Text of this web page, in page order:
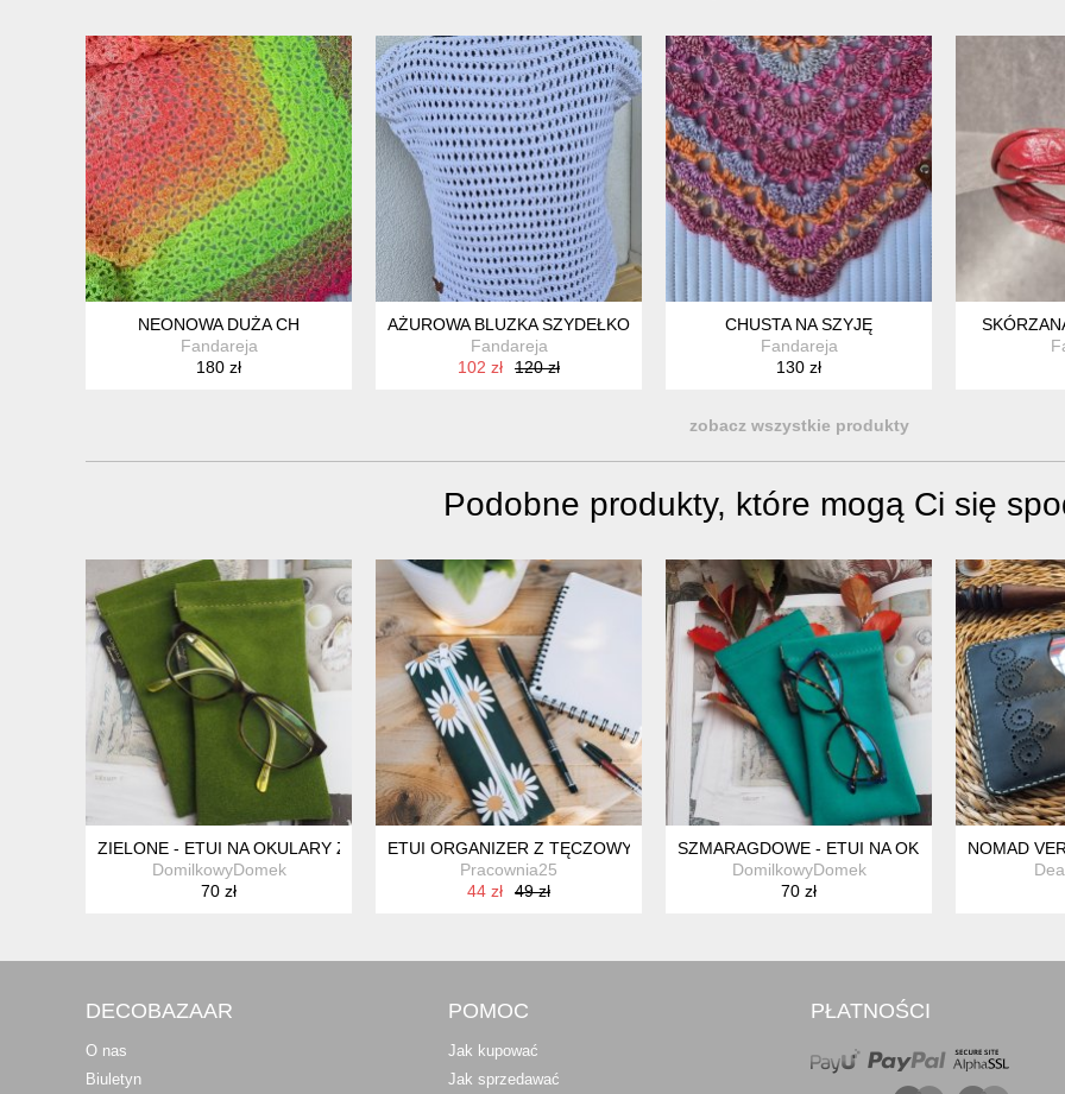
NEONOWA DUŻA CH
Fandareja
180 zł
AŻUROWA BLUZKA SZYDEŁKOWA
Fandareja
102 zł
120 zł
CHUSTA NA SZYJĘ
Fandareja
130 zł
zobacz wszystkie produkty
Podobne produkty, które mogą Ci się
ZIELONE - ETUI NA OKULARY Z ZAMSZOWEJ WELUROWEJ SKÓRY – HANDMADE DOMILKOWYDOMEK, ETUI NA KLIPS,
DomilkowyDomek
70 zł
ETUI ORGANIZER Z TĘCZOWYM ZAMKIEM STOKROTKI HANDMADE OP03
Pracownia25
44 zł
49 zł
SZMARAGDOWE - ETUI NA OKULARY Z
DomilkowyDomek
70 zł
NOMAD
DECOBAZAAR
O nas
Biuletyn
POMOC
Jak kupować
Jak sprzedawać
PŁATNOŚCI